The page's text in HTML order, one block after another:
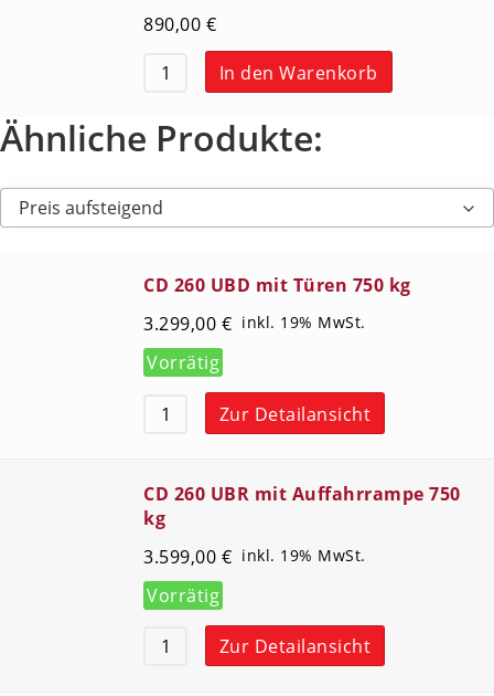
890,00 €
In den Warenkorb
Ähnliche Produkte:
Preis aufsteigend
CD 260 UBD mit Türen 750 kg
3.299,00 € inkl. 19% MwSt.
Vorrätig
Zur Detailansicht
CD 260 UBR mit Auffahrrampe 750
kg
3.599,00 € inkl. 19% MwSt.
Vorrätig
Zur Detailansicht